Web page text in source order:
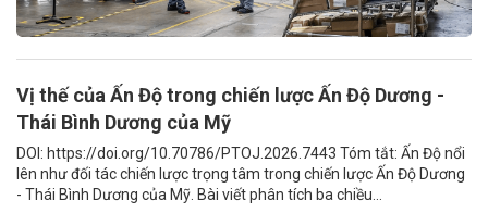
Vị thế của Ấn Độ trong chiến lược Ấn Độ Dương -
Thái Bình Dương của Mỹ
DOI: https://doi.org/10.70786/PTOJ.2026.7443 Tóm tắt: Ấn Độ nổi
lên như đối tác chiến lược trọng tâm trong chiến lược Ấn Độ Dương
- Thái Bình Dương của Mỹ. Bài viết phân tích ba chiều...